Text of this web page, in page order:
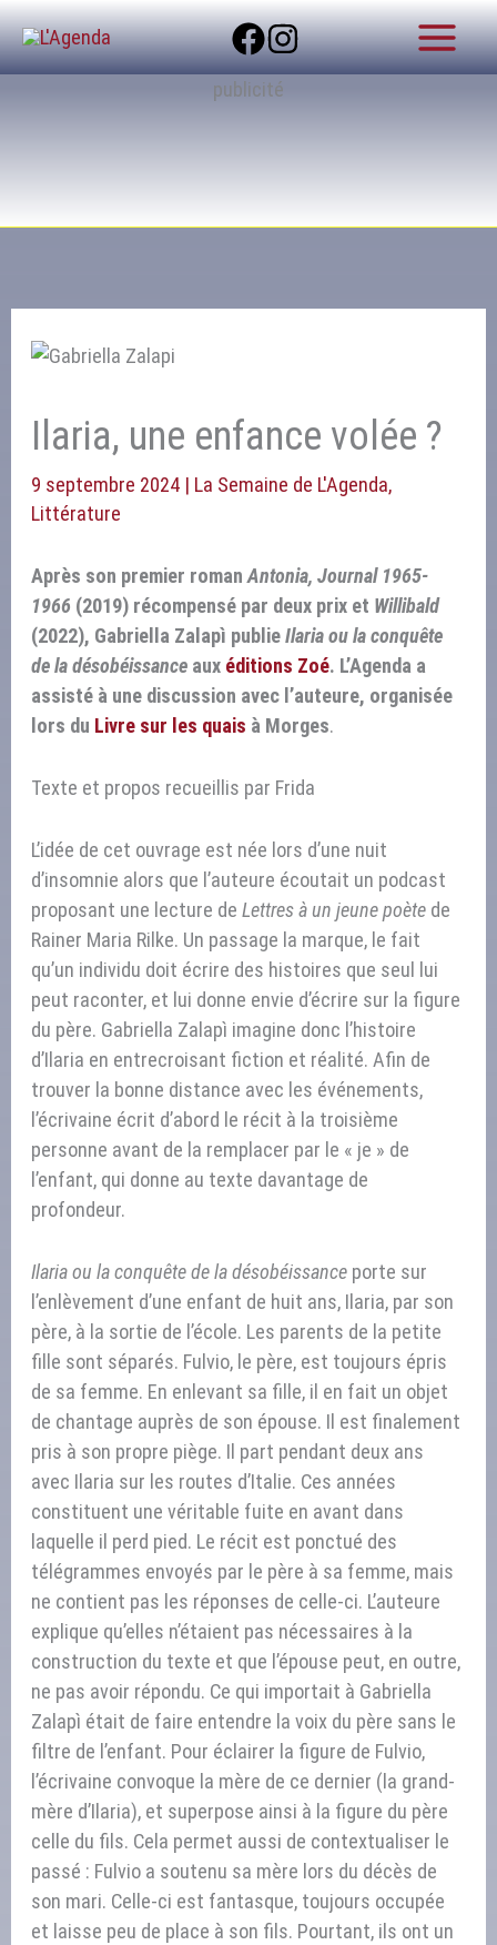
Aller
au
contenu
publicité
Ilaria, une enfance volée ?
9 septembre 2024 | La Semaine de L'Agenda,
Littérature
Après son premier romanAntonia, Journal 1965-
1966 (2019) récompensé par deux prix et Willibald
(2022), Gabriella Zalapì publieIlaria ou la conquête
de la désobéissance aux éditions Zoé. L’Agenda a
assisté à une discussion avec l’auteure, organisée
lors du Livre sur les quais à Morges.
Texte et propos recueillis par Frida
L’idée de cet ouvrage est née lors d’une nuit
d’insomnie alors que l’auteure écoutait un podcast
proposant une lecture deLettres à un jeune poète de
Rainer Maria Rilke. Un passage la marque, le fait
qu’un individu doit écrire des histoires que seul lui
peut raconter, et lui donne envie d’écrire sur la figure
du père. Gabriella Zalapì imagine donc l’histoire
d’Ilaria en entrecroisant fiction et réalité. Afin de
trouver la bonne distance avec les événements,
l’écrivaine écrit d’abord le récit à la troisième
personne avant de la remplacer par le « je » de
l’enfant, qui donne au texte davantage de
profondeur.
Ilaria ou la conquête de la désobéissance porte sur
l’enlèvement d’une enfant de huit ans, Ilaria, par son
père, à la sortie de l’école. Les parents de la petite
fille sont séparés. Fulvio, le père, est toujours épris
de sa femme. En enlevant sa fille, il en fait un objet
de chantage auprès de son épouse. Il est finalement
pris à son propre piège. Il part pendant deux ans
avec Ilaria sur les routes d’Italie. Ces années
constituent une véritable fuite en avant dans
laquelle il perd pied. Le récit est ponctué des
télégrammes envoyés par le père à sa femme, mais
ne contient pas les réponses de celle-ci. L’auteure
explique qu’elles n’étaient pas nécessaires à la
construction du texte et que l’épouse peut, en outre,
ne pas avoir répondu. Ce qui importait à Gabriella
Zalapì était de faire entendre la voix du père sans le
filtre de l’enfant. Pour éclairer la figure de Fulvio,
l’écrivaine convoque la mère de ce dernier (la grand-
mère d’Ilaria), et superpose ainsi à la figure du père
celle du fils. Cela permet aussi de contextualiser le
passé : Fulvio a soutenu sa mère lors du décès de
son mari. Celle-ci est fantasque, toujours occupée
et laisse peu de place à son fils. Pourtant, ils ont un
R
e
e